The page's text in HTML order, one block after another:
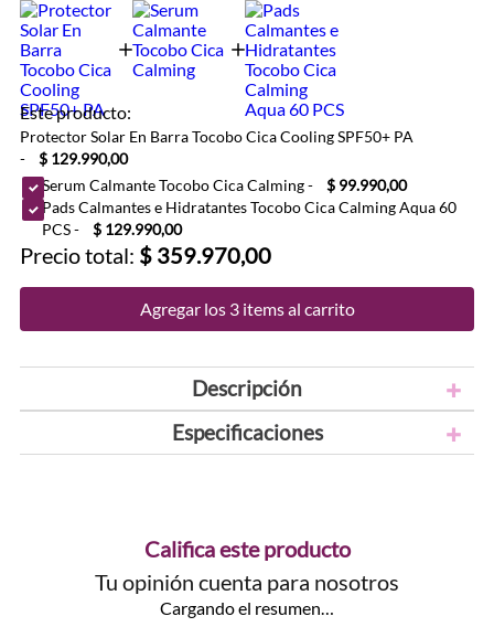
Este producto:
Protector Solar En Barra Tocobo Cica Cooling SPF50+ PA
-
$ 129.990,00
Serum Calmante Tocobo Cica Calming-
$ 99.990,00
Pads Calmantes e Hidratantes Tocobo Cica Calming Aqua 60
PCS- $ 129.990,00
Precio total: $ 359.970,00
Agregar los 3 items al carrito
Descripción
Especificaciones
Califica este producto
Tu opinión cuenta para nosotros
Cargando el resumen…